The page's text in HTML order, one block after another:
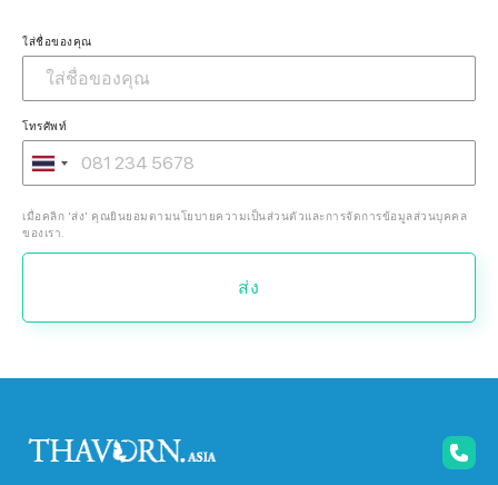
ใส่ชื่อของคุณ
โทรศัพท์
เมื่อคลิก 'ส่ง' คุณยินยอมตามนโยบายความเป็นส่วนตัวและการจัดการข้อมูลส่วนบุคคล
ของเรา.
ส่ง